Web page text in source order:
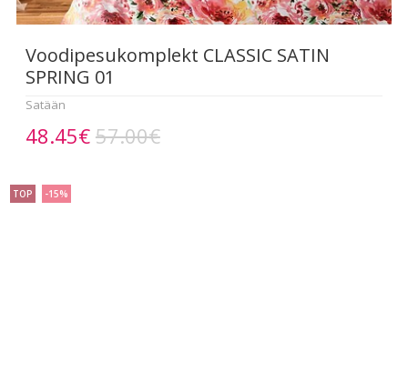
Voodipesukomplekt CLASSIC SATIN
SPRING 01
Satään
48.45€ 57.00€
TOP -15%